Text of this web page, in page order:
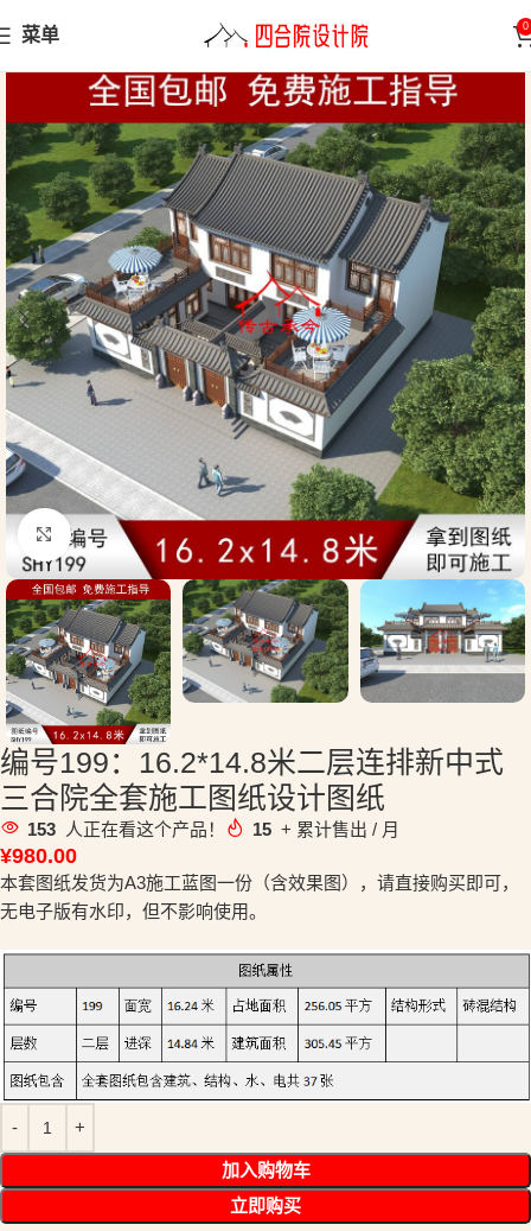
菜单 0
首页 小型合院
点击放大
编号199：16.2*14.8米二层连排新中式
三合院全套施工图纸设计图纸
153 人正在看这个产品！ 15 + 累计售出 / 月
¥980.00
本套图纸发货为A3施工蓝图一份（含效果图），请直接购买即可，
无电子版有水印，但不影响使用。
加入购物车
立即购买